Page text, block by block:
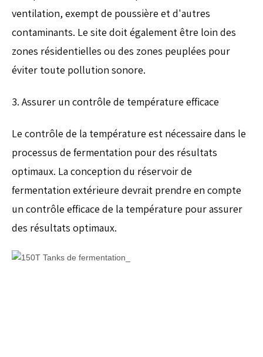
ventilation, exempt de poussière et d'autres
contaminants. Le site doit également être loin des
zones résidentielles ou des zones peuplées pour
éviter toute pollution sonore.
3. Assurer un contrôle de température efficace
Le contrôle de la température est nécessaire dans le
processus de fermentation pour des résultats
optimaux. La conception du réservoir de
fermentation extérieure devrait prendre en compte
un contrôle efficace de la température pour assurer
des résultats optimaux.